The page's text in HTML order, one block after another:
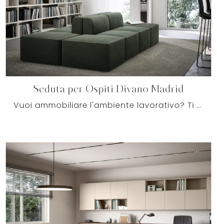
Seduta per Ospiti Divano Madrid
Vuoi ammobiliare l'ambiente lavorativo? Ti presentiamo differenti proposte di sedie ospiti e attesa in tessuto, come il modello Seduta per Ospiti ...